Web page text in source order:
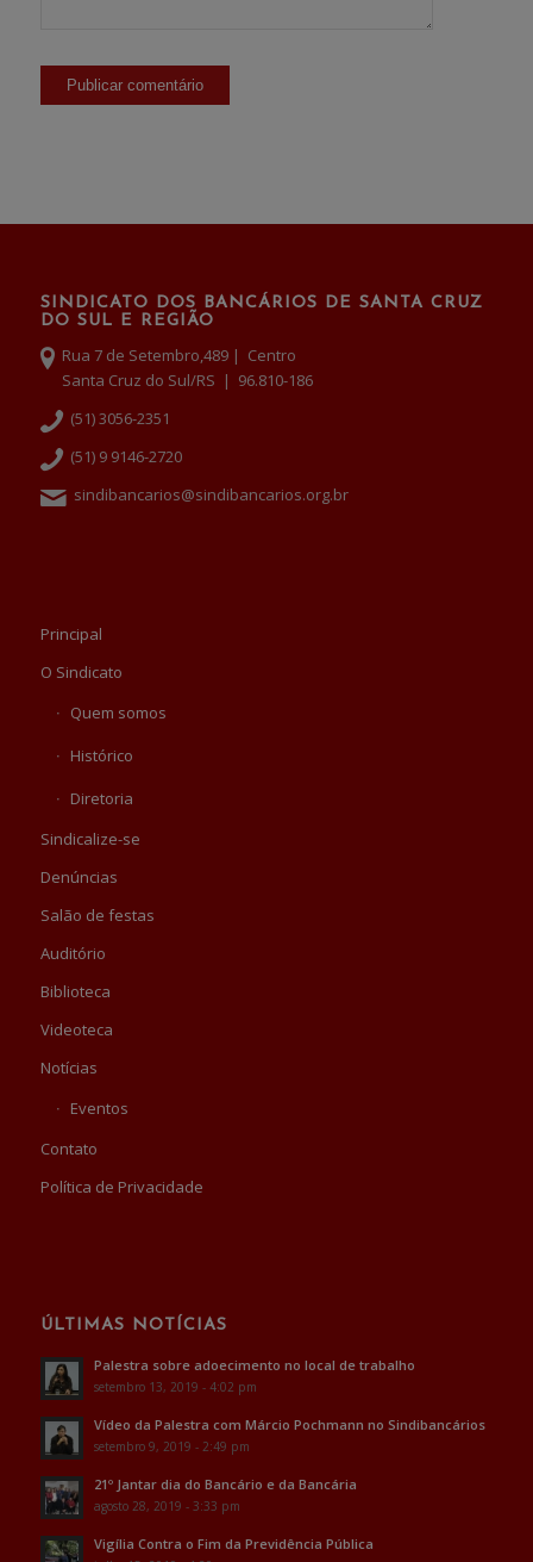
SINDICATO DOS BANCÁRIOS DE SANTA CRUZ
DO SUL E REGIÃO
Rua 7 de Setembro,489 | Centro
Santa Cruz do Sul/RS | 96.810-186
(51) 3056-2351
(51) 9 9146-2720
sindibancarios@sindibancarios.org.br
Principal
O Sindicato
Quem somos
Histórico
Diretoria
Sindicalize-se
Denúncias
Salão de festas
Auditório
Biblioteca
Videoteca
Notícias
Eventos
Contato
Política de Privacidade
ÚLTIMAS NOTÍCIAS
Palestra sobre adoecimento no local de trabalho
setembro 13, 2019 - 4:02 pm
Vídeo da Palestra com Márcio Pochmann no Sindibancários
setembro 9, 2019 - 2:49 pm
21º Jantar dia do Bancário e da Bancária
agosto 28, 2019 - 3:33 pm
Vigília Contra o Fim da Previdência Pública